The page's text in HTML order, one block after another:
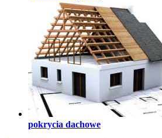
pokrycia dachowe